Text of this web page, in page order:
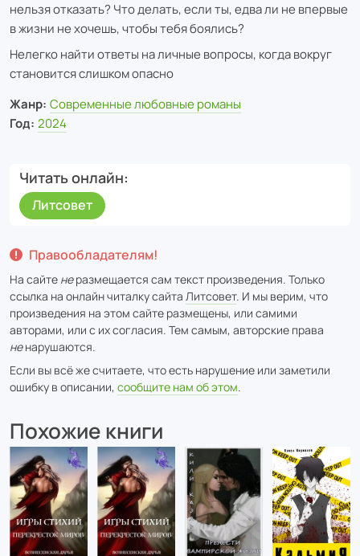
нельзя отказать? Что делать, если ты, едва ли не впервые
в жизни не хочешь, чтобы тебя боялись?
Нелегко найти ответы на личные вопросы, когда вокруг
становится слишком опасно
Жанр: Современные любовные романы
Год: 2024
Читать онлайн
Литсовет
Правообладателям!
На сайте неразмещается сам текст произведения. Только
ссылка на онлайн читалку сайта Литсовет. И мы верим, что
произведения на этом сайте размещены, или самими
авторами, или с их согласия. Тем самым, авторские права
ненарушаются.
Если вы всё же считаете, что есть нарушение или заметили
ошибку в описании, сообщите нам об этом.
Похожие книги